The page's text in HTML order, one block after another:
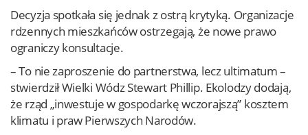
Decyzja spotkała się jednak z ostrą krytyką. Organizacje
rdzennych mieszkańców ostrzegają, że nowe prawo
ograniczy konsultacje.
– To nie zaproszenie do partnerstwa, lecz ultimatum –
stwierdził Wielki Wódz Stewart Phillip. Ekolodzy dodają,
że rząd „inwestuje w gospodarkę wczorajszą” kosztem
klimatu i praw Pierwszych Narodów.